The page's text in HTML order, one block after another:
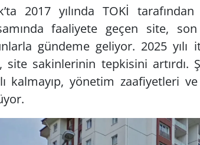
2017 yılında TOKİ
faaliyete geçen site,
gündeme geliyor. 2025 yılı
site sakinlerinin tepkisini artırdı.
kalmayıp, yönetim zaafiyetleri